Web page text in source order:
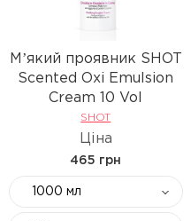
Мʼякий проявник SHOT
Scented Oxi Emulsion
Cream 10 Vol
SHOT
Ціна
465 грн
1000 мл